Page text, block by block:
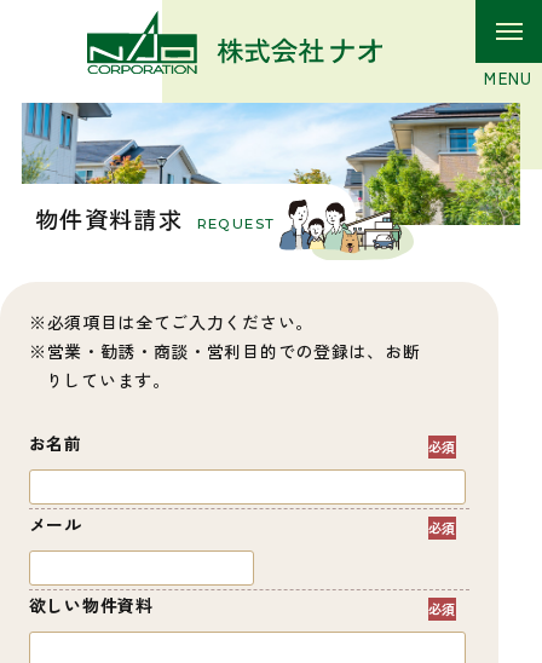
物件資料請求 REQUEST
必須項目は全てご入力ください。
営業・勧誘・商談・営利目的での登録は、お断
りしています。
お名前
メール
欲しい物件資料